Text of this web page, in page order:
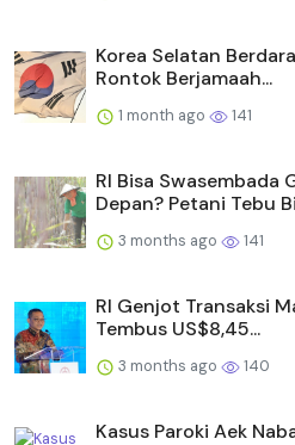
Korea Selatan
Rontok Berjamaah...
1 month ago 141
RI Bisa Swasembada
Depan? Petani Tebu
3 months ago 141
RI Genjot Transaksi
Tembus US$8,45...
3 months ago 140
Kasus Paroki Aek